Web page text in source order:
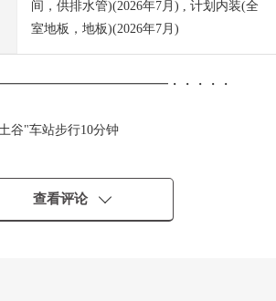
间，供排水管)(2026年7月) , 计划内装(全
室地板，地板)(2026年7月)
・・・・・
谷"车站步行10分钟
的开放式厨房
智能快递柜
纳
查看评论